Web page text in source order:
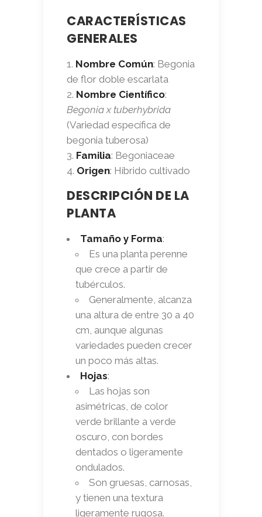
CARACTERÍSTICAS
GENERALES
Nombre Común: Begonia
de flor doble escarlata
Nombre Científico:
Begonia x tuberhybrida
(Variedad específica de
begonia tuberosa)
Familia: Begoniaceae
Origen: Híbrido cultivado
DESCRIPCIÓN DE LA
PLANTA
Tamaño y Forma:
Es una planta perenne
que crece a partir de
tubérculos.
Generalmente, alcanza
una altura de entre 30 a 40
cm, aunque algunas
variedades pueden crecer
un poco más altas.
Hojas:
Las hojas son
asimétricas, de color
verde brillante a verde
oscuro, con bordes
dentados o ligeramente
ondulados.
Son gruesas, carnosas,
y tienen una textura
ligeramente rugosa.